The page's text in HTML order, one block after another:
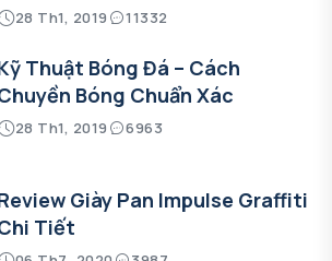
28 Th1, 2019 11332
Thuật Bóng Đá – Cách
Bóng Chuẩn Xác
28 Th1, 2019 6963
Giày Pan Impulse Graffiti
Tiết